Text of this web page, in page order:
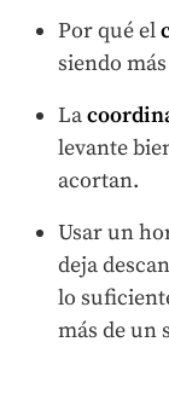
Por qué el
siendo
La
levante
acortan.
Usar un
deja
lo
más de un